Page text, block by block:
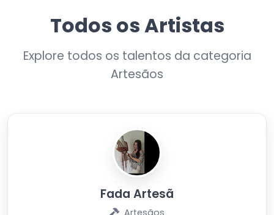
Todos os Artistas
Explore todos os talentos da categoria
Artesãos
Fada Artesã
Artesãos